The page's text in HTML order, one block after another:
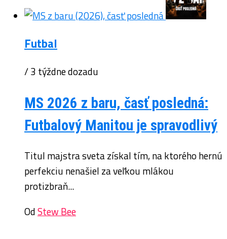
Futbal
/ 3 týždne dozadu
MS 2026 z baru, časť posledná:
Futbalový Manitou je spravodlivý
Titul majstra sveta získal tím, na ktorého hernú
perfekciu nenašiel za veľkou mlákou
protizbraň...
OdStew Bee